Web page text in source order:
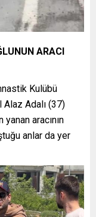
ARACI
Kulübü
Alaz Adalı (37)
yanan aracının
anlar da yer